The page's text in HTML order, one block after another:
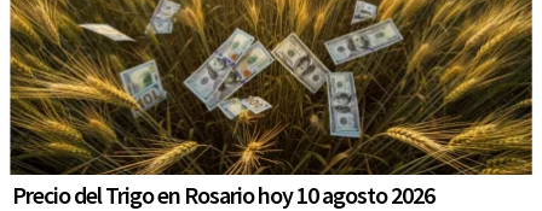
Precio del Trigo en Rosario hoy 10 agosto 2026